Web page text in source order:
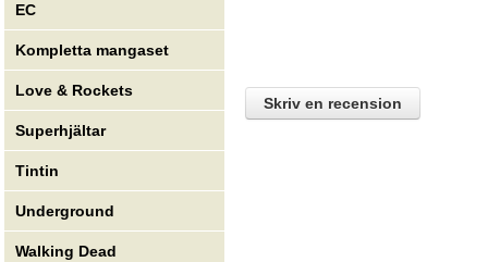
EC
Kompletta mangaset
Love & Rockets
Superhjältar
Tintin
Underground
Walking Dead
Skriv en recension